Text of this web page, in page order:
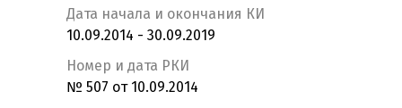
Дата начала и окончания КИ
10.09.2014 - 30.09.2019
Номер и дата РКИ
№ 507 от 10.09.2014